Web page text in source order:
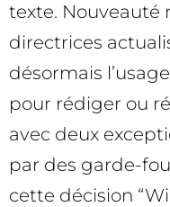
texte. Nouveauté
directrices
désormais
pour rédiger ou
avec deux
par des garde-
cette décision